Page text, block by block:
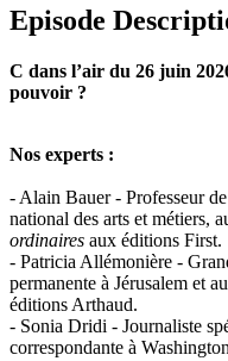
Episode
C dans l’air du 26 juin
pouvoir ?
Nos experts :
- Alain Bauer - Professeur
national des arts et métiers,
ordinaires aux éditions First.
- Patricia Allémonière -
permanente à Jérusalem et
éditions Arthaud.
- Sonia Dridi - Journaliste
correspondante à